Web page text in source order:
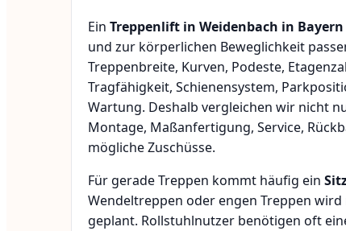
Ein Treppenlift in Weidenbach in Bayern
und zur körperlichen Beweglichkeit
Treppenbreite, Kurven, Podeste,
Tragfähigkeit, Schienensystem,
Wartung. Deshalb vergleichen wir nicht
Montage, Maßanfertigung, Service,
mögliche Zuschüsse.
Für gerade Treppen kommt häufig ein
Wendeltreppen oder engen Treppen
geplant. Rollstuhlnutzer benötigen oft